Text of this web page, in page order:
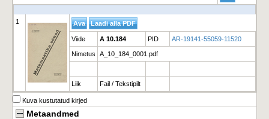
1
Viide A 10.184 PID AR-19141-55059-11520
Nimetus A_10_184_0001.pdf
Liik Fail / Tekstipilt
Kuva kustutatud kirjed
Metaandmed